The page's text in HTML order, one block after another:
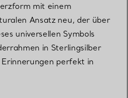
mit einem
Ansatz neu, der über
universellen Symbols
in Sterlingsilber
perfekt in